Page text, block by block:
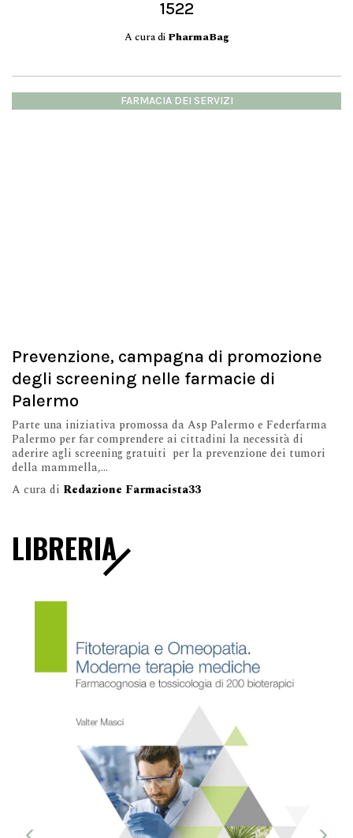
1522
A cura di PharmaBag
FARMACIA DEI SERVIZI
Prevenzione, campagna di promozione
degli screening nelle farmacie di
Palermo
Parte una iniziativa promossa da Asp Palermo e Federfarma
Palermo per far comprendere ai cittadini la necessità di
aderire agli screening gratuiti per la prevenzione dei tumori
della mammella,...
A cura di Redazione Farmacista33
LIBRERIA